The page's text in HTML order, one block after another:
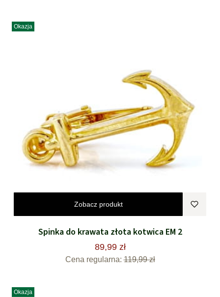
Okazja
Zobacz produkt
Spinka do krawata złota kotwica EM 2
89,99 zł
Cena regularna: 119,99 zł
Okazja